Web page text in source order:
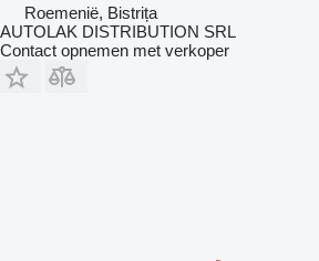
Roemenië, Bistrița
AUTOLAK DISTRIBUTION SRL
Contact opnemen met verkoper